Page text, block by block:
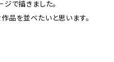
ジで描きました。
品を並べたいと思います。